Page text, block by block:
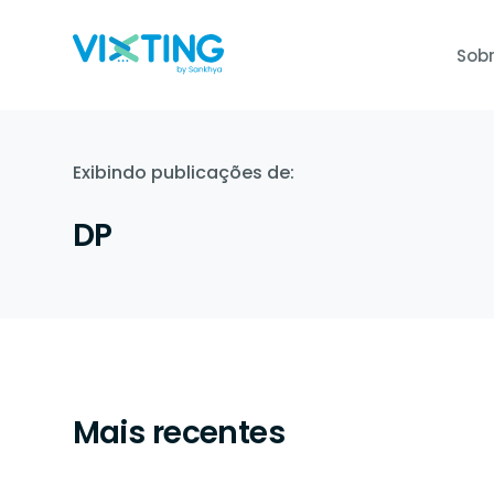
Atua na diminuição da margem de
Exibindo publicações de:
DP
Mais recentes